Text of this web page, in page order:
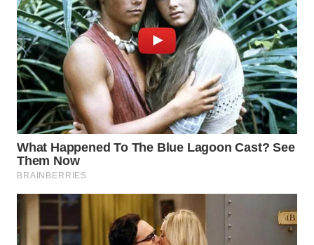
KUNINGAN
WN
MAJALENGKA
WN
SUBANG
WN
SUKABUMI
WN
PURWAKARTA